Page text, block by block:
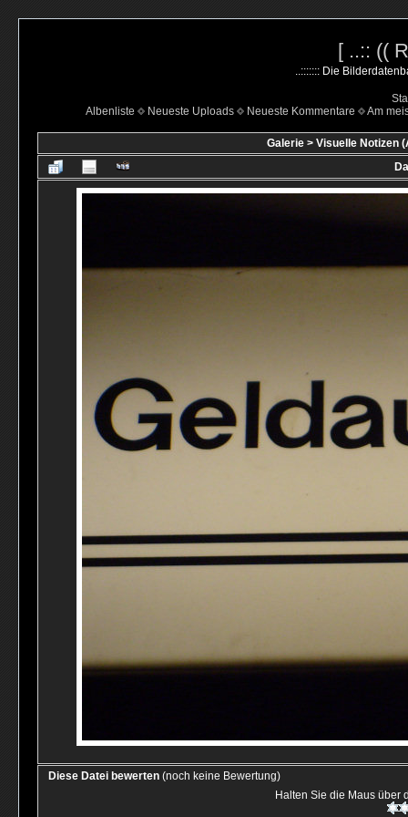
[ ..:: ((
..::::::: Die
Albenliste
Neueste Uploads Neueste Kommentare Am
Galerie> Visuelle Notizen
Diese Datei bewerten (noch keine Bewertung)
Halten Sie die Maus über